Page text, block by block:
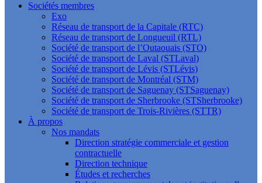
Sociétés membres
Exo
Réseau de transport de la Capitale (RTC)
Réseau de transport de Longueuil (RTL)
Société de transport de l’Outaouais (STO)
Société de transport de Laval (STLaval)
Société de transport de Lévis (STLévis)
Société de transport de Montréal (STM)
Société de transport de Saguenay (STSaguenay)
Société de transport de Sherbrooke (STSherbrooke)
Société de transport de Trois-Rivières (STTR)
À propos
Nos mandats
Direction stratégie commerciale et gestion
contractuelle
Direction technique
Études et recherches